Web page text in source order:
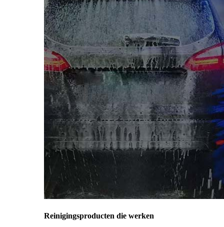
Reinigingsproducten die werken